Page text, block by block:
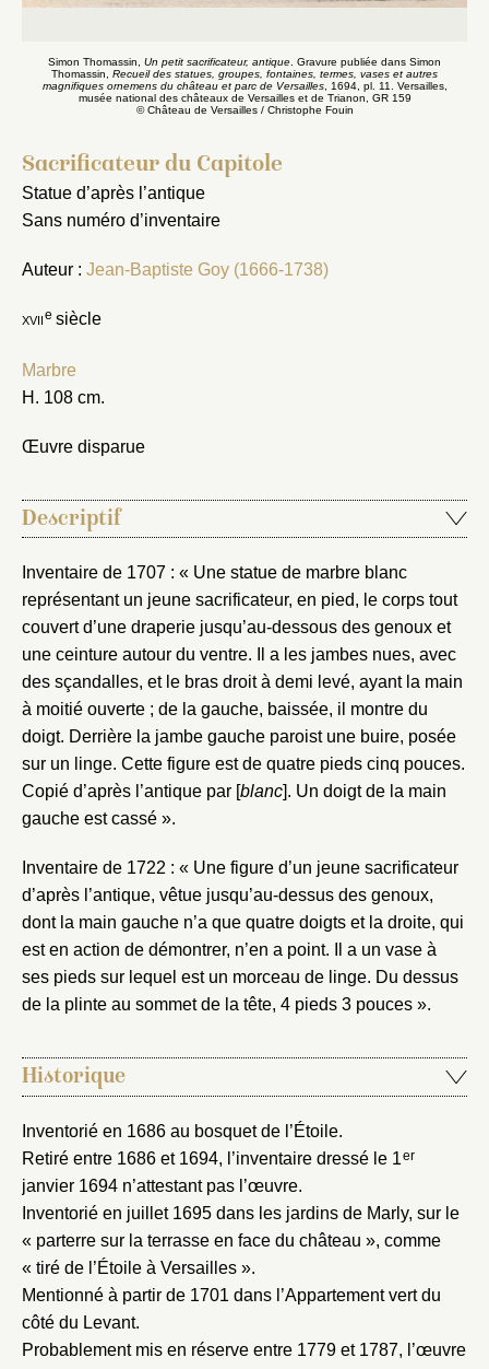
Simon Thomassin, Un petit sacrificateur, antique . Gravure publiée dans Simon
Thomassin, Recueil des statues, groupes, fontaines, termes, vases et autres
magnifiques ornemens du château et parc de Versailles, 1694, pl. 11. Versailles,
musée national des châteaux de Versailles et de Trianon, GR 159
© Château de Versailles / Christophe Fouin
Sacrificateur du Capitole
Statue d’après l’antique
Sans numéro d’inventaire
Auteur : Jean-Baptiste Goy (1666-1738)
xviie siècle
Marbre
H. 108 cm.
Œuvre disparue
Descriptif
Inventaire de 1707 : « Une statue de marbre blanc
représentant un jeune sacrificateur, en pied, le corps tout
couvert d’une draperie jusqu’au-dessous des genoux et
une ceinture autour du ventre. Il a les jambes nues, avec
des sçandalles, et le bras droit à demi levé, ayant la main
à moitié ouverte ; de la gauche, baissée, il montre du
doigt. Derrière la jambe gauche paroist une buire, posée
sur un linge. Cette figure est de quatre pieds cinq pouces.
Copié d’après l’antique par [ blanc ]. Un doigt de la main
gauche est cassé ».
Inventaire de 1722 : « Une figure d’un jeune sacrificateur
d’après l’antique, vêtue jusqu’au-dessus des genoux,
dont la main gauche n’a que quatre doigts et la droite, qui
est en action de démontrer, n’en a point. Il a un vase à
ses pieds sur lequel est un morceau de linge. Du dessus
de la plinte au sommet de la tête, 4 pieds 3 pouces ».
Historique
Inventorié en 1686 au bosquet de l’Étoile.
Retiré entre 1686 et 1694, l’inventaire dressé le 1er
janvier 1694 n’attestant pas l’œuvre.
Inventorié en juillet 1695 dans les jardins de Marly, sur le
« parterre sur la terrasse en face du château », comme
« tiré de l’Étoile à Versailles ».
Mentionné à partir de 1701 dans l’Appartement vert du
côté du Levant.
Probablement mis en réserve entre 1779 et 1787, l’œuvre
notice
Nom du dossier
Valider
Nouveau dossier
Connexion
Courriel
Mot de passe